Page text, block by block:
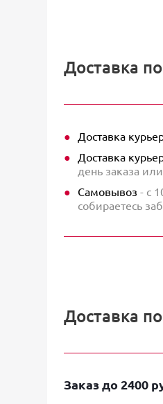
Доставка
Доставка
Доставка
день заказа
Самовывоз - с
собираетесь
Доставка
Заказ до 2400